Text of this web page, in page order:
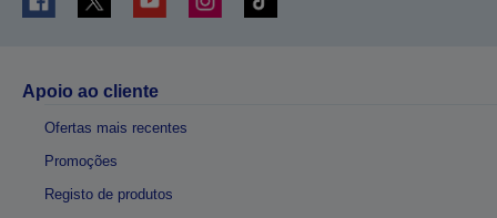
Apoio ao cliente
Ofertas mais recentes
Promoções
Registo de produtos